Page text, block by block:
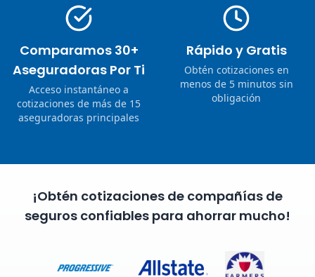
Comparamos 30+
Aseguradoras Por Ti
Acceso instantáneo a
cotizaciones de más de 15
aseguradoras principales
Rápido y Gratis
Obtén cotizaciones en
menos de 5 minutos sin
obligación
¡Obtén cotizaciones de compañías de
seguros confiables para ahorrar mucho!